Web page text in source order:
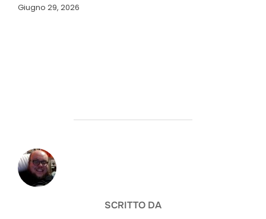
Giugno 29, 2026
SCRITTO DA